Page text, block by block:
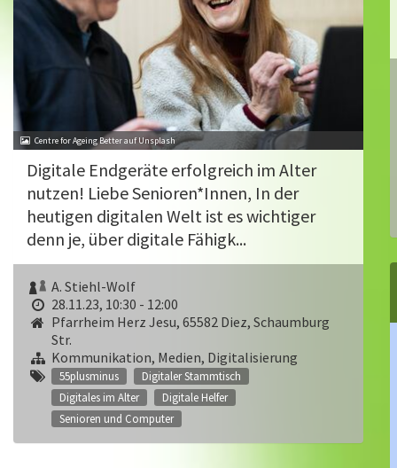
Centre for Ageing Better auf Unsplash
Digitale Endgeräte erfolgreich im Alter
nutzen! Liebe Senioren*Innen, In der
heutigen digitalen Welt ist es wichtiger
denn je, über digitale Fähigk...
A. Stiehl-Wolf
28.11.23, 10:30 - 12:00
Pfarrheim Herz Jesu, 65582 Diez, Schaumburg
Str.
Kommunikation, Medien, Digitalisierung
55plusminus
Digitaler Stammtisch
Digitales im Alter
Digitale Helfer
Senioren und Computer